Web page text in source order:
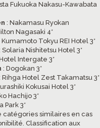
Fukuoka Nakasu-Kawabata
: Nakamasu Ryokan
Nagasaki 4*
Kumamoto Tokyu REI Hotel 3*
Solaria Nishitetsu Hotel 3*
Intergate 3*
: Dogokan 3*
Rihga Hotel Zest Takamatsu 3*
Kokusai Hotel 3*
Hachijo 3*
Park 3*
catégories similaires en cas
Classification aux